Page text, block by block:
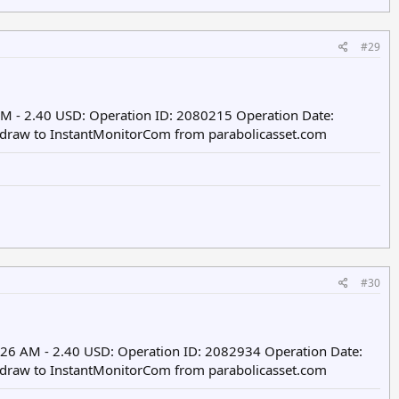
#29
- 2.40 USD: Operation ID: 2080215 Operation Date:
to InstantMonitorCom from parabolicasset.com
#30
AM - 2.40 USD: Operation ID: 2082934 Operation Date:
to InstantMonitorCom from parabolicasset.com